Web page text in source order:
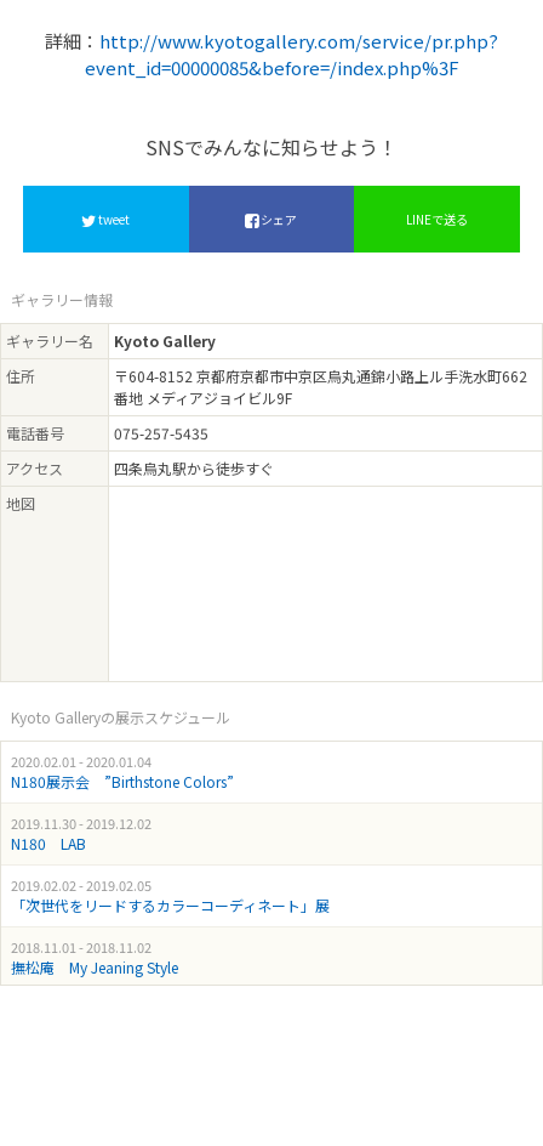
詳細： http://www.kyotogallery.com/service/pr.php?
event_id=00000085&before=/index.php%3F
SNSでみんなに知らせよう！
tweet シェア LINEで送る
ギャラリー情報
ギャラリー名
Kyoto Gallery
住所
〒604-8152 京都府京都市中京区烏丸通錦小路上ル手洗水町662
番地 メディアジョイビル9F
電話番号
075-257-5435
アクセス
四条烏丸駅から徒歩すぐ
地図
Kyoto Galleryの展示スケジュール
2020.02.01 - 2020.01.04
N180展示会 ”Birthstone Colors”
2019.11.30 - 2019.12.02
N180 LAB
2019.02.02 - 2019.02.05
「次世代をリードするカラーコーディネート」展
2018.11.01 - 2018.11.02
撫松庵 My Jeaning Style